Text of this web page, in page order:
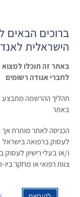
הרשמה ועדכון נתונים
ראשי » תעוד מפגש » כנס
כנס לציון
תאריך: 01/10/2014
ברוכים הבאים
הישראלית
באתר זה תוכלו
לחברי אגודה רשומים
תהליך ההרשמה
באתר
הכניסה לאתר מותרת אך
לעסוק ברפואה בישראל
ו/או בעלי רישיון
צוות רפואי או מחקר ביו-